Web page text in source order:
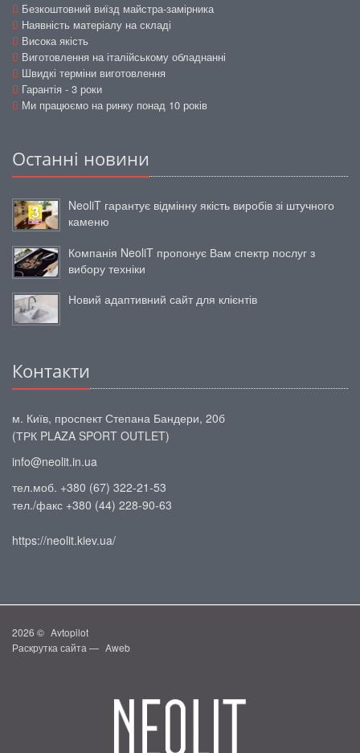
Безкоштовний виїзд майстра-замірника
Наявність матеріалу на складі
Висока якість
Виготовлення на італійському обладнанні
Швидкі терміни виготовлення
Гарантія - 3 роки
Ми працюємо на ринку понад 10 років
Останні новини
NeoliT гарантує відмінну якість виробів зі штучного
каменю
Компанія NeoliT пропонує Вам спектр послуг з
вибору техніки
Новий адаптивний сайт для клієнтів
Контакти
м. Київ, проспект Степана Бандери, 20б
(ТРК PLAZA SPORT OUTLET)
info@neolit.in.ua
тел.моб. +380 (67) 322-21-53
тел./факс +380 (44) 228-90-63
https://neolit.kiev.ua/
2026 © Avtopilot
Раскрутка сайта — Aweb